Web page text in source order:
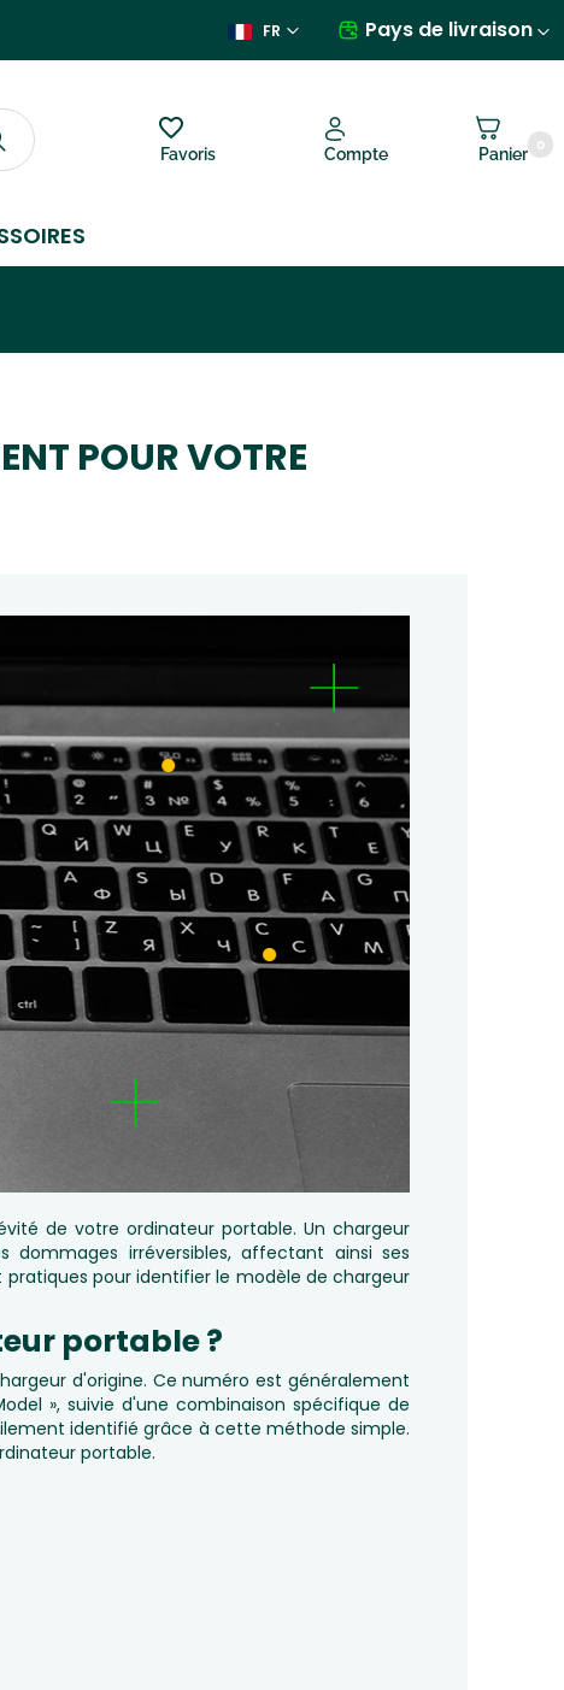
FR Pays de livraison
Favoris Compte Panier 0
POUR VOTRE
de votre ordinateur portable. Un chargeur
irréversibles, affectant ainsi ses
pour identifier le modèle de chargeur
portable ?
d'origine. Ce numéro est généralement
», suivie d'une combinaison spécifique de
identifié grâce à cette méthode simple.
portable.